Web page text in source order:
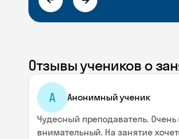
Отзывы учеников о
А Анонимный ученик
Чудесный преподаватель.
внимательный. На занятие